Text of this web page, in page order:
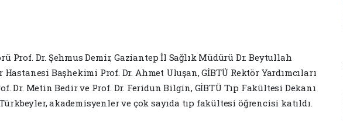
Prof. Dr. Şehmus Demir, Gaziantep İl Sağlık Müdürü Dr. Beytullah
Başhekimi Prof. Dr. Ahmet Uluşan, GİBTÜ Rektör Yardımcıları
Dr. Metin Bedir ve Prof. Dr. Feridun Bilgin, GİBTÜ Tıp Fakültesi Dekanı
akademisyenler ve çok sayıda tıp fakültesi öğrencisi katıldı.